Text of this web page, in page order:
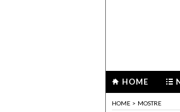
HOME
HOME > MOSTRE